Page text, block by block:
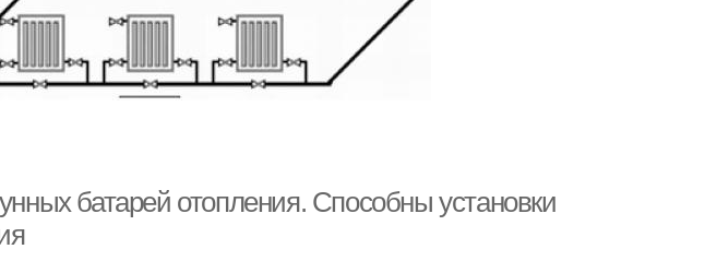
батарей отопления. Способны установки